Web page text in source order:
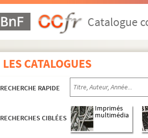
Catalogue
LES CATALOGUES
RECHERCHE RAPIDE
RECHERCHES CIBLÉES
Imprimés
multimédia